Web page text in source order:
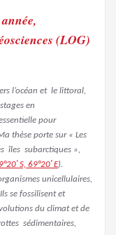
(LOG)
l’océan et le littoral,
en
pour
thèse porte sur « Les
îles subarctiques »,
S, 69°20′ E).
unicellulaires,
se fossilisent et
du climat et de
sédimentaires,